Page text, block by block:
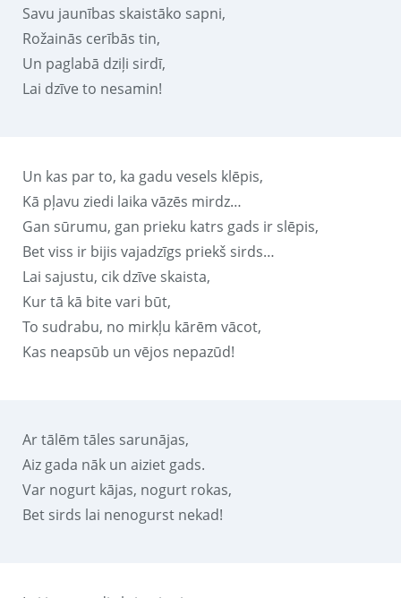
Savu jaunības skaistāko sapni,
Rožainās cerībās tin,
Un paglabā dziļi sirdī,
Lai dzīve to nesamin!
Un kas par to, ka gadu vesels klēpis,
Kā pļavu ziedi laika vāzēs mirdz…
Gan sūrumu, gan prieku katrs gads ir slēpis,
Bet viss ir bijis vajadzīgs priekš sirds…
Lai sajustu, cik dzīve skaista,
Kur tā kā bite vari būt,
To sudrabu, no mirkļu kārēm vācot,
Kas neapsūb un vējos nepazūd!
Ar tālēm tāles sarunājas,
Aiz gada nāk un aiziet gads.
Var nogurt kājas, nogurt rokas,
Bet sirds lai nenogurst nekad!